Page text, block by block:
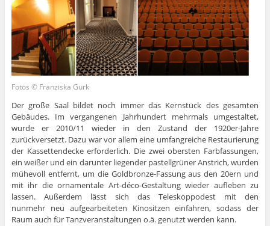
Fotos © Franziska Gurk
Der große Saal bildet noch immer das Kernstück des gesamten
Gebäudes. Im vergangenen Jahrhundert mehrmals umgestaltet,
wurde er 2010/11 wieder in den Zustand der 1920er-Jahre
zurückversetzt. Dazu war vor allem eine umfangreiche Restaurierung
der Kassettendecke erforderlich. Die zwei obersten Farbfassungen,
ein weißer und ein darunter liegender pastellgrüner Anstrich, wurden
mühevoll entfernt, um die Goldbronze-Fassung aus den 20ern und
mit ihr die ornamentale Art-déco-Gestaltung wieder aufleben zu
lassen. Außerdem lässt sich das Teleskoppodest mit den
nunmehr neu aufgearbeiteten Kinositzen einfahren, sodass der
Raum auch für Tanzveranstaltungen o.ä. genutzt werden kann.